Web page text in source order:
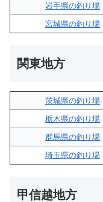
岩手県の釣り場
宮城県の釣り場
関東地方
茨城県の釣り場
栃木県の釣り場
群馬県の釣り場
埼玉県の釣り場
甲信越地方